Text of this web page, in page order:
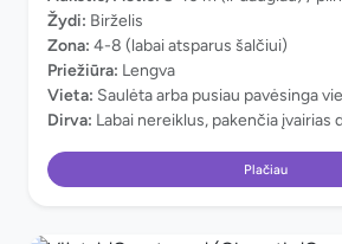
Žydi: Birželis
Zona: 4-8 (labai atsparus šalčiui)
Priežiūra: Lengva
Vieta: Saulėta arba pusiau pavėsinga
Dirva: Labai nereiklus, pakenčia įvairias
Plačiau